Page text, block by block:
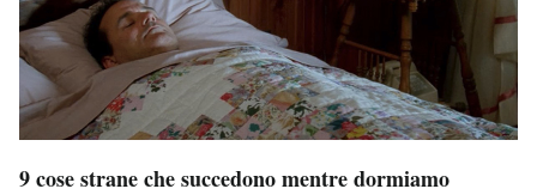
9 cose strane che succedono mentre dormiamo